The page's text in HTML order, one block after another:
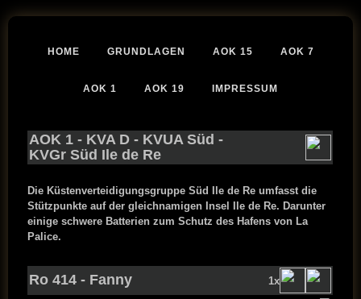
HOME GRUNDLAGEN AOK 15 AOK 7
AOK 1 AOK 19 IMPRESSUM
AOK 1 - KVA D - KVUA Süd -
KVGr Süd Ile de Re
Die Küstenverteidigungsgruppe Süd Ile de Re umfasst die
Stützpunkte auf der gleichnamigen Insel Ile de Re. Darunter
einige schwere Batterien zum Schutz des Hafens von La
Palice.
Ro 414 - Fanny 1x